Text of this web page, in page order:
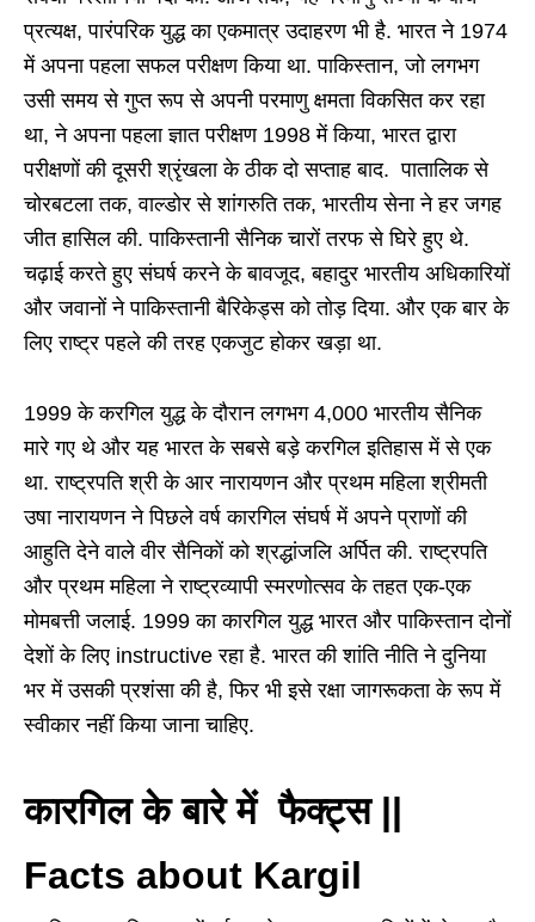
प्रत्यक्ष, पारंपरिक युद्ध का एकमात्र उदाहरण भी है. भारत ने 1974
में अपना पहला सफल परीक्षण किया था. पाकिस्तान, जो लगभग
उसी समय से गुप्त रूप से अपनी परमाणु क्षमता विकसित कर रहा
था, ने अपना पहला ज्ञात परीक्षण 1998 में किया, भारत द्वारा
परीक्षणों की दूसरी श्रृंखला के ठीक दो सप्ताह बाद. पातालिक से
चोरबटला तक, वाल्डोर से शांगरुति तक, भारतीय सेना ने हर जगह
जीत हासिल की. ​​पाकिस्तानी सैनिक चारों तरफ से घिरे हुए थे.
चढ़ाई करते हुए संघर्ष करने के बावजूद, बहादुर भारतीय अधिकारियों
और जवानों ने पाकिस्तानी बैरिकेड्स को तोड़ दिया. और एक बार के
लिए राष्ट्र पहले की तरह एकजुट होकर खड़ा था.
1999 के करगिल युद्ध के दौरान लगभग 4,000 भारतीय सैनिक
मारे गए थे और यह भारत के सबसे बड़े करगिल इतिहास में से एक
था. राष्ट्रपति श्री के आर नारायणन और प्रथम महिला श्रीमती
उषा नारायणन ने पिछले वर्ष कारगिल संघर्ष में अपने प्राणों की
आहुति देने वाले वीर सैनिकों को श्रद्धांजलि अर्पित की. राष्ट्रपति
और प्रथम महिला ने राष्ट्रव्यापी स्मरणोत्सव के तहत एक-एक
मोमबत्ती जलाई. 1999 का कारगिल युद्ध भारत और पाकिस्तान दोनों
देशों के लिए instructive रहा है. भारत की शांति नीति ने दुनिया
भर में उसकी प्रशंसा की है, फिर भी इसे रक्षा जागरूकता के रूप में
स्वीकार नहीं किया जाना चाहिए.
कारगिल के बारे में फैक्ट्स ||
Facts about Kargil